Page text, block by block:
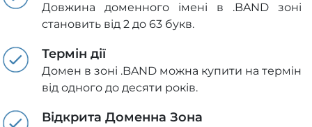
Довжина доменного імені в .BAND зоні
становить від 2 до 63 букв.
Термін дії
Домен в зоні .BAND можна купити на термін
від одного до десяти років.
Відкрита Доменна Зона